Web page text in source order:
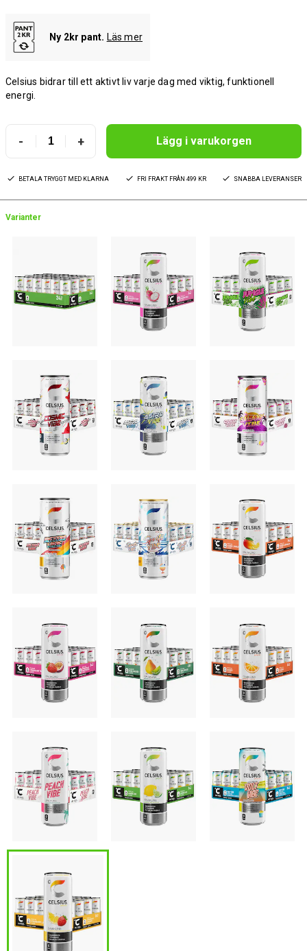
Ny 2kr pant. Läs mer
Celsius bidrar till ett aktivt liv varje dag med viktig, funktionell
energi.
- + Lägg i varukorgen
BETALA TRYGGT MED KLARNA FRI FRAKT FRÅN 499 KR SNABBA LEVERANSER
Varianter